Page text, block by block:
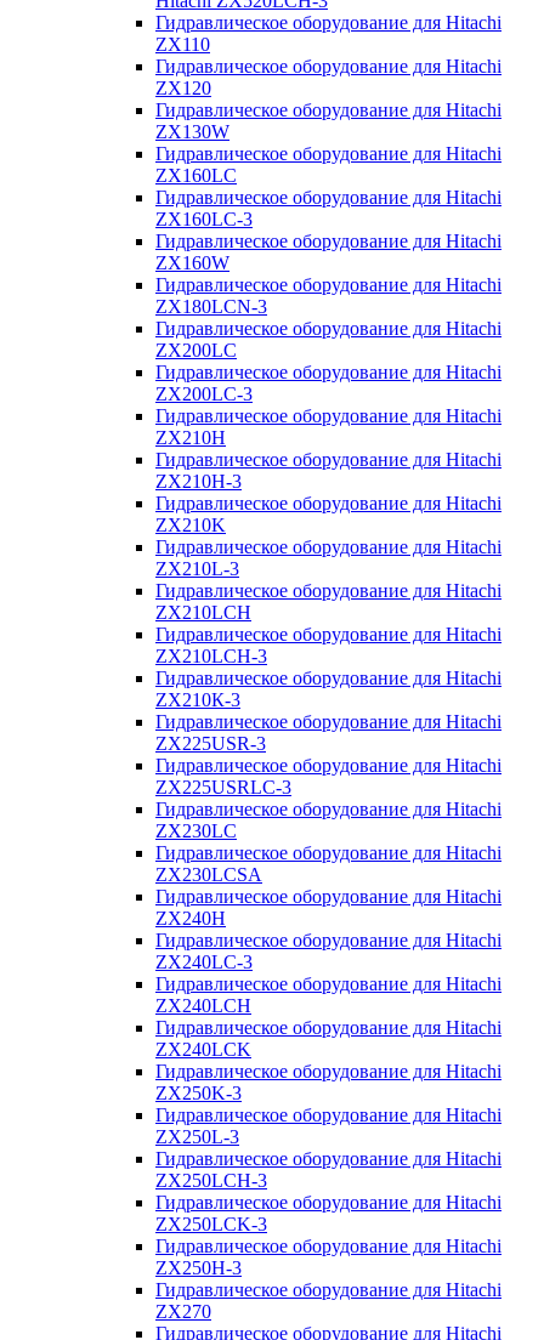
Гидравлическое оборудование для Hitachi
ZX110
Гидравлическое оборудование для Hitachi
ZX120
Гидравлическое оборудование для Hitachi
ZX130W
Гидравлическое оборудование для Hitachi
ZX160LC
Гидравлическое оборудование для Hitachi
ZX160LC-3
Гидравлическое оборудование для Hitachi
ZX160W
Гидравлическое оборудование для Hitachi
ZX180LCN-3
Гидравлическое оборудование для Hitachi
ZX200LC
Гидравлическое оборудование для Hitachi
ZX200LC-3
Гидравлическое оборудование для Hitachi
ZX210H
Гидравлическое оборудование для Hitachi
ZX210H-3
Гидравлическое оборудование для Hitachi
ZX210K
Гидравлическое оборудование для Hitachi
ZX210L-3
Гидравлическое оборудование для Hitachi
ZX210LCH
Гидравлическое оборудование для Hitachi
ZX210LCH-3
Гидравлическое оборудование для Hitachi
ZX210К-3
Гидравлическое оборудование для Hitachi
ZX225USR-3
Гидравлическое оборудование для Hitachi
ZX225USRLC-3
Гидравлическое оборудование для Hitachi
ZX230LC
Гидравлическое оборудование для Hitachi
ZX230LCSA
Гидравлическое оборудование для Hitachi
ZX240H
Гидравлическое оборудование для Hitachi
ZX240LC-3
Гидравлическое оборудование для Hitachi
ZX240LCH
Гидравлическое оборудование для Hitachi
ZX240LCK
Гидравлическое оборудование для Hitachi
ZX250K-3
Гидравлическое оборудование для Hitachi
ZX250L-3
Гидравлическое оборудование для Hitachi
ZX250LCH-3
Гидравлическое оборудование для Hitachi
ZX250LCK-3
Гидравлическое оборудование для Hitachi
ZX250Н-3
Гидравлическое оборудование для Hitachi
ZX270
Гидравлическое оборудование для Hitachi